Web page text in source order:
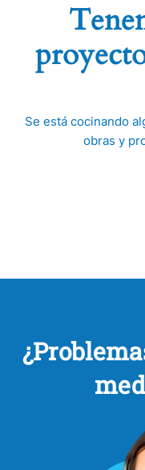
Se está cocinando
obras y